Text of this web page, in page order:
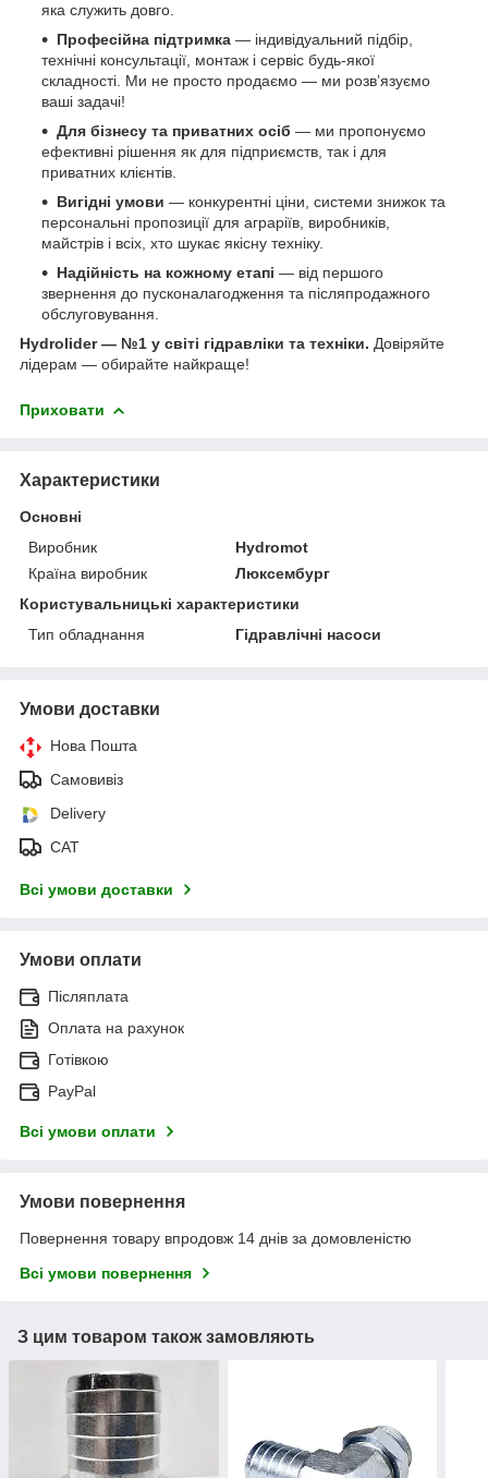
яка служить довго.
Професійна підтримка — індивідуальний підбір,
технічні консультації, монтаж і сервіс будь-якої
складності. Ми не просто продаємо — ми розв’язуємо
ваші задачі!
Для бізнесу та приватних осіб — ми пропонуємо
ефективні рішення як для підприємств, так і для
приватних клієнтів.
Вигідні умови — конкурентні ціни, системи знижок та
персональні пропозиції для аграріїв, виробників,
майстрів і всіх, хто шукає якісну техніку.
Надійність на кожному етапі — від першого
звернення до пусконалагодження та післяпродажного
обслуговування.
Hydrolider — №1 у світі гідравліки та техніки. Довіряйте
лідерам — обирайте найкраще!
Приховати
Характеристики
Основні
Виробник
Hydromot
Країна виробник
Люксембург
Користувальницькі характеристики
Тип обладнання
Гідравлічні насоси
Умови доставки
Нова Пошта
Самовивіз
Delivery
САТ
Всі умови доставки
Умови оплати
Післяплата
Оплата на рахунок
Готівкою
PayPal
Всі умови оплати
Умови повернення
Повернення товару впродовж 14 днів за домовленістю
Всі умови повернення
З цим товаром також замовляють